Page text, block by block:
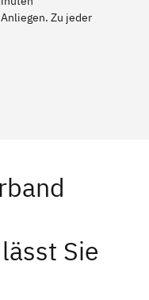
Zu jeder
Sie